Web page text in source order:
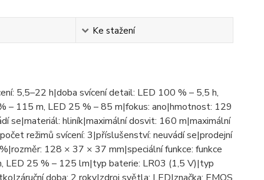
Ke stažení
5,5–22 h|doba svícení detail: LED 100 % – 5,5 h,
– 115 m, LED 25 % – 85 m|fokus: ano|hmotnost: 129
se|materiál: hliník|maximální dosvit: 160 m|maximální
režimů svícení: 3|příslušenství: neuvádí se|prodejní
128 × 37 × 37 mm|speciální funkce: funkce
LED 25 % – 125 lm|typ baterie: LR03 (1,5 V)|typ